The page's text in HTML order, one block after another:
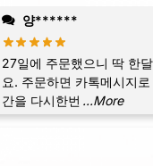
양******
27일에 주문했으니 딱 한
요. 주문하면 카톡메시지
간을 다시한번 ...More